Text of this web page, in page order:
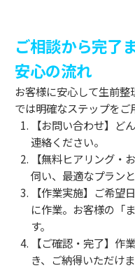
ご相談から完了
安心の流れ
お客様に安心して生前
では明確なステップをご
【お問い合わせ】ど
連絡ください。
【無料ヒアリング・
伺い、最適なプラン
【作業実施】ご希望
に作業。お客様の「
す。
【ご確認・完了】作
き、ご納得いただけ